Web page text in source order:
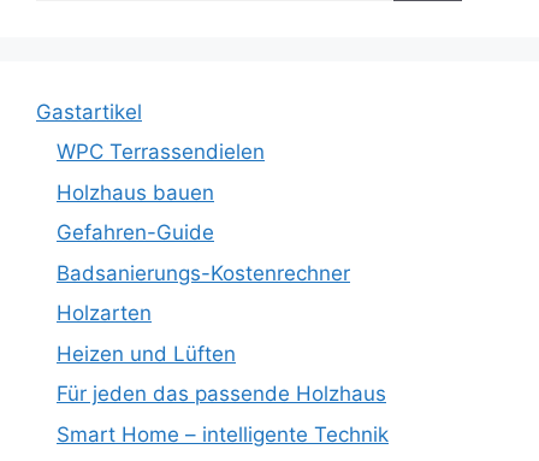
Gastartikel
WPC Terrassendielen
Holzhaus bauen
Gefahren-Guide
Badsanierungs-Kostenrechner
Holzarten
Heizen und Lüften
Für jeden das passende Holzhaus
Smart Home – intelligente Technik